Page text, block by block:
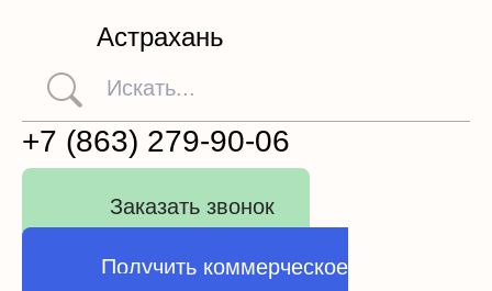
Астрахань
+7 (863) 279-90-06
Заказать звонок
Получить коммерческое